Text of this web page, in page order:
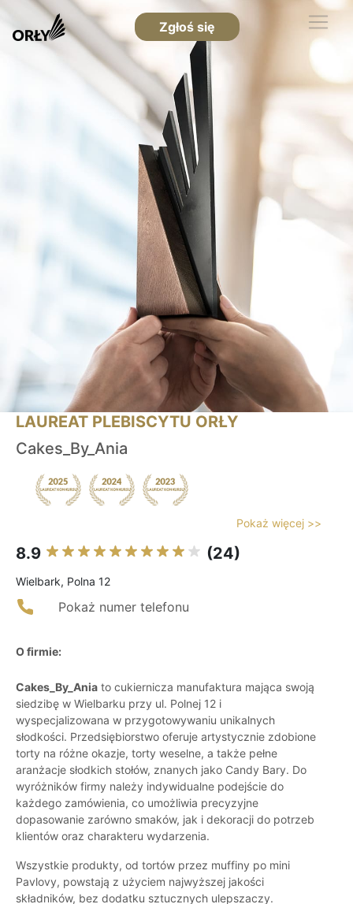
Zgłoś się
LAUREAT PLEBISCYTU ORŁY
Cakes_By_Ania
Pokaż więcej >>
8.9 (24)
Wielbark, Polna 12
Pokaż numer telefonu
O firmie:
Cakes_By_Ania to cukiernicza manufaktura mająca swoją
siedzibę w Wielbarku przy ul. Polnej 12 i
wyspecjalizowana w przygotowywaniu unikalnych
słodkości. Przedsiębiorstwo oferuje artystycznie zdobione
torty na różne okazje, torty weselne, a także pełne
aranżacje słodkich stołów, znanych jako Candy Bary. Do
wyróżników firmy należy indywidualne podejście do
każdego zamówienia, co umożliwia precyzyjne
dopasowanie zarówno smaków, jak i dekoracji do potrzeb
klientów oraz charakteru wydarzenia.
Wszystkie produkty, od tortów przez muffiny po mini
Pavlovy, powstają z użyciem najwyższej jakości
składników, bez dodatku sztucznych ulepszaczy.